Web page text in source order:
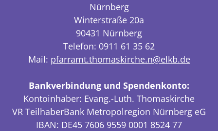
Nürnberg
Winterstraße 20a
90431 Nürnberg
Telefon: 0911 61 35 62
Mail: pfarramt.thomaskirche.n@elkb.de
Bankverbindung und Spendenkonto:
Kontoinhaber: Evang.-Luth. Thomaskirche
VR TeilhaberBank Metropolregion Nürnberg eG
IBAN: DE45 7606 9559 0001 8524 77